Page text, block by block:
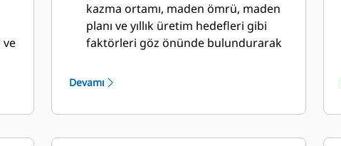
ve
kazma ortamı, maden ömrü, maden
planı ve yıllık üretim hedefleri gibi
faktörleri göz önünde bulundurarak
uygulama mühendisleri.
bulguları yeni halatlı kazma
Devamı